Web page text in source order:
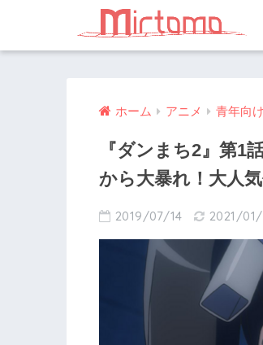
ホーム アニメ 青年向
『ダンまち2』第1
から大暴れ！大人
2019/07/14 2021/01/